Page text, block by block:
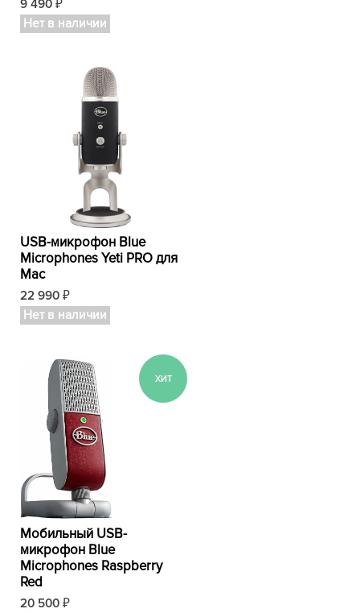
9 490 ₽
Нет в наличии
USB-микрофон Blue
Microphones Yeti PRO для
Mac
22 990 ₽
Нет в наличии
Мобильный USB-
микрофон Blue
Microphones Raspberry
Red
20 500 ₽